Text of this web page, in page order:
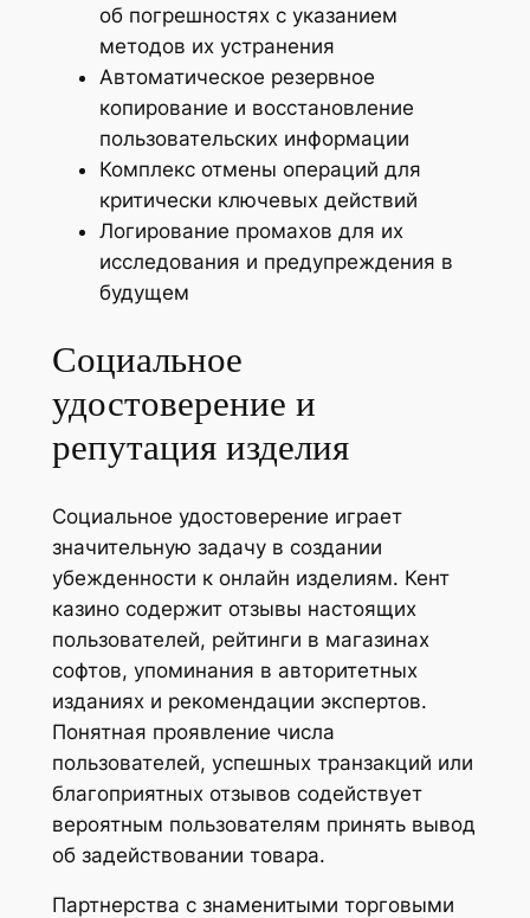
об погрешностях с указанием
методов их устранения
Автоматическое резервное
копирование и восстановление
пользовательских информации
Комплекс отмены операций для
критически ключевых действий
Логирование промахов для их
исследования и предупреждения в
будущем
Социальное
удостоверение и
репутация изделия
Социальное удостоверение играет
значительную задачу в создании
убежденности к онлайн изделиям. Кент
казино содержит отзывы настоящих
пользователей, рейтинги в магазинах
софтов, упоминания в авторитетных
изданиях и рекомендации экспертов.
Понятная проявление числа
пользователей, успешных транзакций или
благоприятных отзывов содействует
вероятным пользователям принять вывод
об задействовании товара.
Партнерства с знаменитыми торговыми